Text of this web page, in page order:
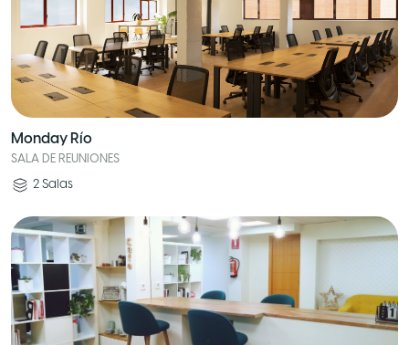
Monday Río
SALA DE REUNIONES
2 Salas